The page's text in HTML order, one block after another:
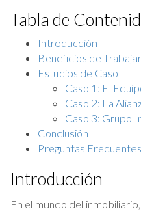
Tabla de
Introducción
Beneficios de
Estudios de Caso
Caso 1: El
Caso 2: La
Caso 3: Grupo
Conclusión
Preguntas Frecuentes
Introducción
En el mundo del